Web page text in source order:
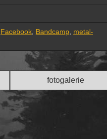
Facebook Bandcamp metal-
fotogalerie